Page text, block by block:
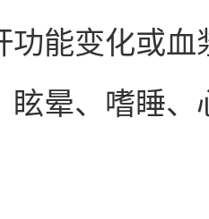
功能变化或
眩晕、嗜睡